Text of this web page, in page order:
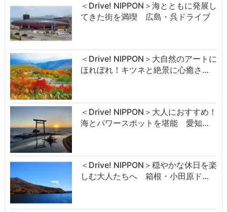
＜Drive! NIPPON＞海とともに発展し
てきた街を満喫 広島・呉ドライブ
＜Drive! NIPPON＞大自然のアートに
ほれぼれ！キツネと絶景に心癒さ…
＜Drive! NIPPON＞大人におすすめ！
海とパワースポットを堪能 愛知…
＜Drive! NIPPON＞穏やかな休日を楽
しむ大人たちへ 箱根・小田原ド…